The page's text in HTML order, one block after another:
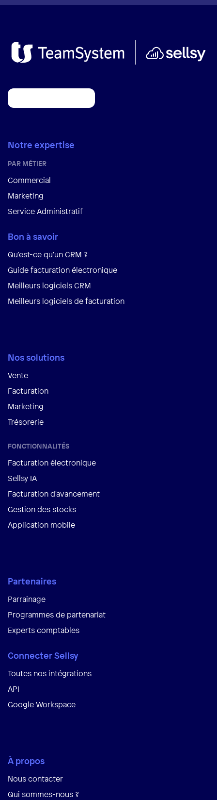
Notre expertise
PAR MÉTIER
Commercial
Marketing
Service Administratif
Bon à savoir
Qu'est-ce qu'un CRM ?
Guide facturation électronique
Meilleurs logiciels CRM
Meilleurs logiciels de facturation
Nos solutions
Vente
Facturation
Marketing
Trésorerie
FONCTIONNALITÉS
Facturation électronique
Sellsy IA
Facturation d'avancement
Gestion des stocks
Application mobile
Partenaires
Parrainage
Programmes de partenariat
Experts comptables
Connecter Sellsy
Toutes nos intégrations
API
Google Workspace
À propos
Nous contacter
Qui sommes-nous ?